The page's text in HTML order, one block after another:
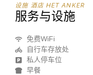
设施 酒店 HET ANKER
服务与设施
免费WiFi
自行车存放处
私人停车位
早餐